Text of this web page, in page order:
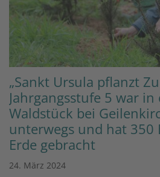
„Sankt Ursula pflanzt
Jahrgangsstufe 5 war in
Waldstück bei
unterwegs und hat 350
Erde gebracht
24. März 2024